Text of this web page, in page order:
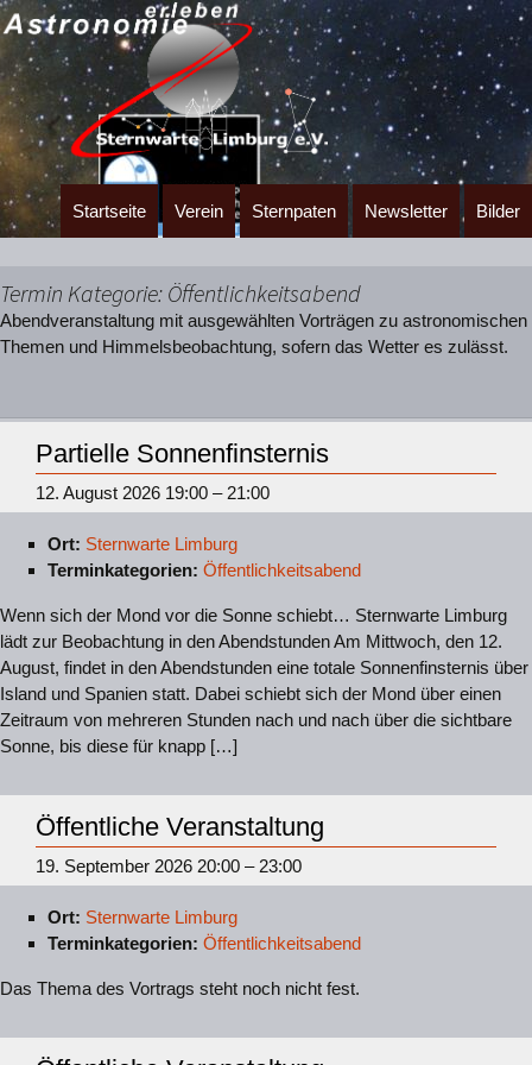
Zum
Inhalt
Startseite Verein Sternpaten Newsletter Bilder
Termin Kategorie: Öffentlichkeitsabend
Abendveranstaltung mit ausgewählten Vorträgen zu astronomischen
Themen und Himmelsbeobachtung, sofern das Wetter es zulässt.
Partielle Sonnenfinsternis
12. August 2026 19:00 – 21:00
Ort: Sternwarte Limburg
Terminkategorien: Öffentlichkeitsabend
Wenn sich der Mond vor die Sonne schiebt… Sternwarte Limburg
lädt zur Beobachtung in den Abendstunden Am Mittwoch, den 12.
August, findet in den Abendstunden eine totale Sonnenfinsternis über
Island und Spanien statt. Dabei schiebt sich der Mond über einen
Zeitraum von mehreren Stunden nach und nach über die sichtbare
Sonne, bis diese für knapp […]
Öffentliche Veranstaltung
19. September 2026 20:00 – 23:00
Ort: Sternwarte Limburg
Terminkategorien: Öffentlichkeitsabend
Das Thema des Vortrags steht noch nicht fest.